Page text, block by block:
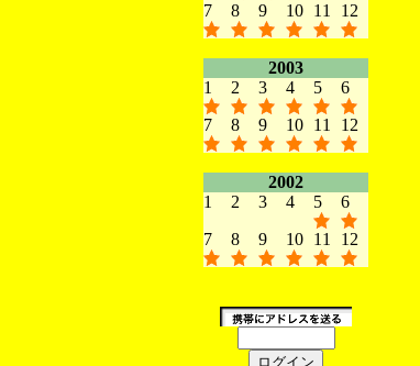
7
8 9 10 11 12
2003
1
2 3 4 5
6
7
8 9 10 11 12
2002
1
2 3 4 5
6
7
8 9 10 11 12